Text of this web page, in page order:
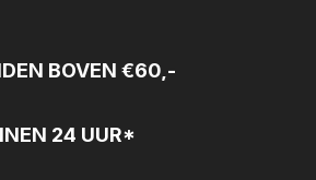
BOVEN €60,-
24 UUR*